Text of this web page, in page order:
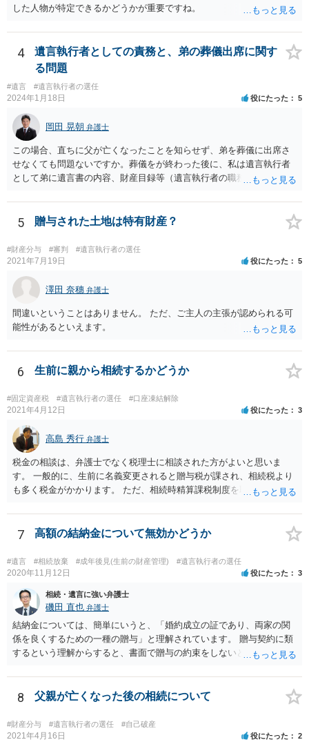
した人物が特定できるかどうかが重要ですね。
4
遺言執行者としての責務と、弟の葬儀出席に関す
る問題
#遺言 #遺言執行者の選任
2024年1月18日 役にたった 5
岡田 晃朝 弁護士
この場合、直ちに父が亡くなったことを知らせず、弟を葬儀に出席さ
せなくても問題ないですか。葬儀をが終わった後に、私は遺言執行者
として弟に遺言書の内容、財産目録等（遺言執行者の職務）を知らせ
るかは喪主の自由です。 呼ばなくてもかまいません。 そもそも、そう
いう法律関係にありません。 遺言の内容と遺産の総額の通知、公正証
で、対応しましょう。 そのあとは遺留分の請求などがあればそれへの
対応となるでしょう。
5 贈与された土地は特有財産？
#財産分与 #審判 #遺言執行者の選任
2021年7月19日 役にたった 5
澤田 奈穗 弁護士
間違いということはありません。 ただ、ご主人の主張が認められる可
能性があるといえます。
6 生前に親から相続するかどうか
#固定資産税 #遺言執行者の選任 #口座凍結解除
2021年4月12日 役にたった 3
高島 秀行 弁護士
税金の相談は、弁護士でなく税理士に相談された方がよいと思いま
す。 一般的に、生前に名義変更されると贈与税が課され、相続税より
も多く税金がかかります。 ただ、相続時精算課税制度を取れば、実質
ういう場合にどれくらい税金がかかるか計算してもらって どういう方
針を取るか決められたらよいと思います。
7 高額の結納金について無効かどうか
#遺言 #相続放棄 #成年後見(生前の財産管理) #遺言執行者の選任
2020年11月12日 役にたった 3
相続・遺言に強い弁護士
磯田 直也 弁護士
結納金については、簡単にいうと、「婚約成立の証であり、両家の関
係を良くするための一種の贈与」と理解されています。 贈与契約に類
するという理解からすると、書面で贈与の約束をしないと相手方は支
ことは困難です。 くれぐれも今後お気をつけください。 弁護士に対応
を依頼されるのも悪くはありませんが、感情的な理由が強いと思いま
8 父親が亡くなった後の相続について
#財産分与 #遺言執行者の選任 #自己破産
2021年4月16日 役にたった 2